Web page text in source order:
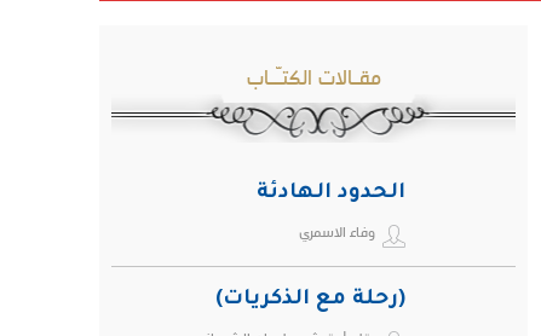
مقـالات الكتـّـاب
الحدود الهادئة
وفاء الاسمري
(رحلة مع الذكريات)